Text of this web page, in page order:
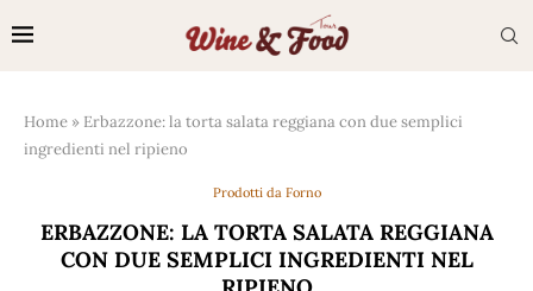
Home » Erbazzone: la torta salata reggiana con due semplici
ingredienti nel ripieno
Prodotti da Forno
ERBAZZONE: LA TORTA SALATA REGGIANA
CON DUE SEMPLICI INGREDIENTI NEL